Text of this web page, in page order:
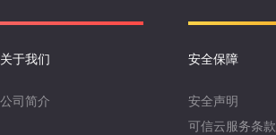
关于我们
公司简介
安全保障
安全声明
可信云服务条款